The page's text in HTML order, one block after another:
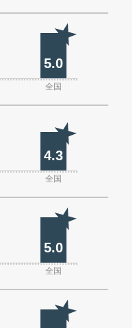
5.0
全国
4.3
全国
5.0
全国